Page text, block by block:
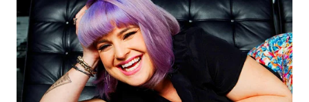
WN DELI
SERDANG
WN
TEBING